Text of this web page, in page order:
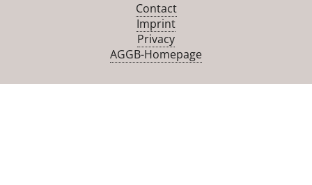
Contact
Imprint
Privacy
AGGB-Homepage